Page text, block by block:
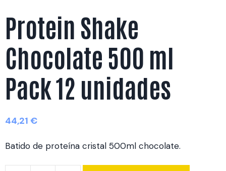
Protein Shake
Chocolate 500 ml
Pack 12 unidades
44,21 €
Batido de proteína cristal 500ml chocolate.